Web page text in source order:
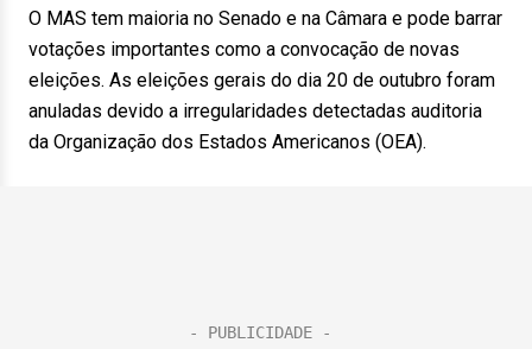
O MAS tem maioria no Senado e na Câmara e pode barrar
votações importantes como a convocação de novas
eleições. As eleições gerais do dia 20 de outubro foram
anuladas devido a irregularidades detectadas auditoria
da Organização dos Estados Americanos (OEA).